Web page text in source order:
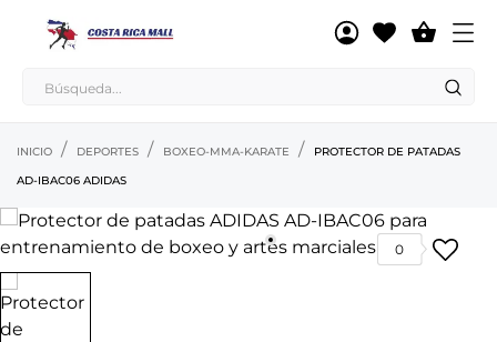

INICIO DEPORTES BOXEO-MMA-KARATE
PROTECTOR DE PATADAS
AD-IBAC06 ADIDAS
0